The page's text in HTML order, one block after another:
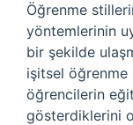
Öğrenme
yöntemlerinin
bir şekilde
işitsel öğrenme
öğrencilerin
gösterdiklerini